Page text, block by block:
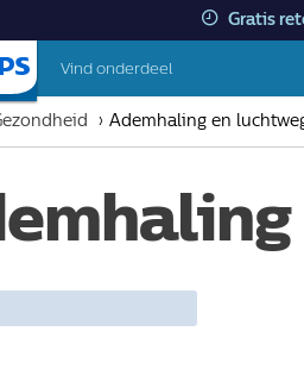
Gratis
Vind onderdeel
Ademhaling en